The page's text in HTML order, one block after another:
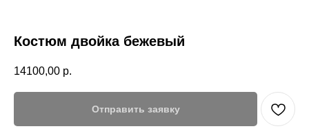
Костюм двойка бежевый
14100,00 р.
Отправить заявку